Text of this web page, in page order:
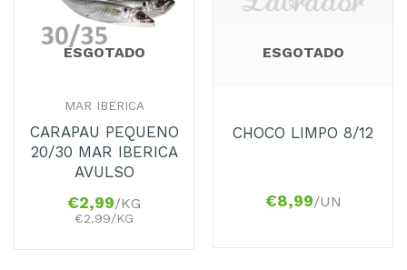
ESGOTADO
MAR IBERICA
CARAPAU PEQUENO
20/30 MAR IBERICA
AVULSO
€2,99/KG
€2.99/KG
ESGOTADO
CHOCO LIMPO 8/12
€8,99/UN